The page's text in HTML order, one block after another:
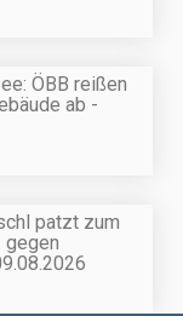
ÖBB reißen
ab -
patzt zum
gegen